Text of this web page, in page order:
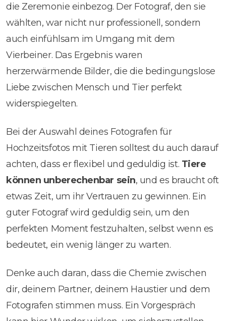
die Zeremonie einbezog. Der Fotograf, den sie
wählten, war nicht nur professionell, sondern
auch einfühlsam im Umgang mit dem
Vierbeiner. Das Ergebnis waren
herzerwärmende Bilder, die die bedingungslose
Liebe zwischen Mensch und Tier perfekt
widerspiegelten.
Bei der Auswahl deines Fotografen für
Hochzeitsfotos mit Tieren solltest du auch darauf
achten, dass er flexibel und geduldig ist. Tiere
können unberechenbar sein, und es braucht oft
etwas Zeit, um ihr Vertrauen zu gewinnen. Ein
guter Fotograf wird geduldig sein, um den
perfekten Moment festzuhalten, selbst wenn es
bedeutet, ein wenig länger zu warten.
Denke auch daran, dass die Chemie zwischen
dir, deinem Partner, deinem Haustier und dem
Fotografen stimmen muss. Ein Vorgespräch